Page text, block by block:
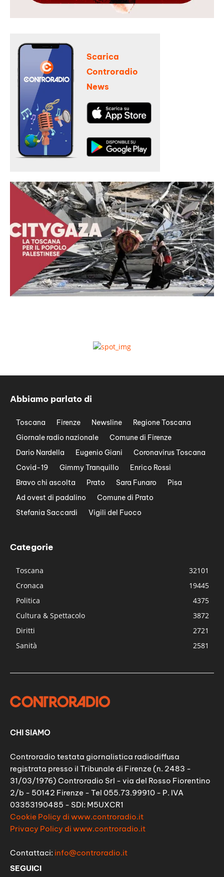
Scarica
Controradio
News
Abbiamo parlato di
Toscana Firenze Newsline
Regione Toscana
Giornale radio nazionale
Comune di Firenze
Dario Nardella
Eugenio Giani
Coronavirus Toscana
Covid-19
Gimmy Tranquillo
Enrico Rossi
Bravo chi ascolta
Prato Sara Funaro
Pisa
Ad ovest di padalino
Comune di Prato
Stefania Saccardi
Vigili del Fuoco
Categorie
Toscana
32101
Cronaca
19445
Politica
4375
Cultura & Spettacolo
3872
Diritti
2721
Sanità
2581
CHI SIAMO
Controradio testata giornalistica radiodiffusa
registrata presso il Tribunale di Firenze (n. 2483 -
31/03/1976) Controradio Srl - via del Rosso Fiorentino
2/b - 50142 Firenze - Tel 055.73.99910 - P. IVA
03353190485 - SDI: M5UXCR1
Cookie Policy di www.controradio.it
Privacy Policy di www.controradio.it
Contattaci: info@controradio.it
SEGUICI